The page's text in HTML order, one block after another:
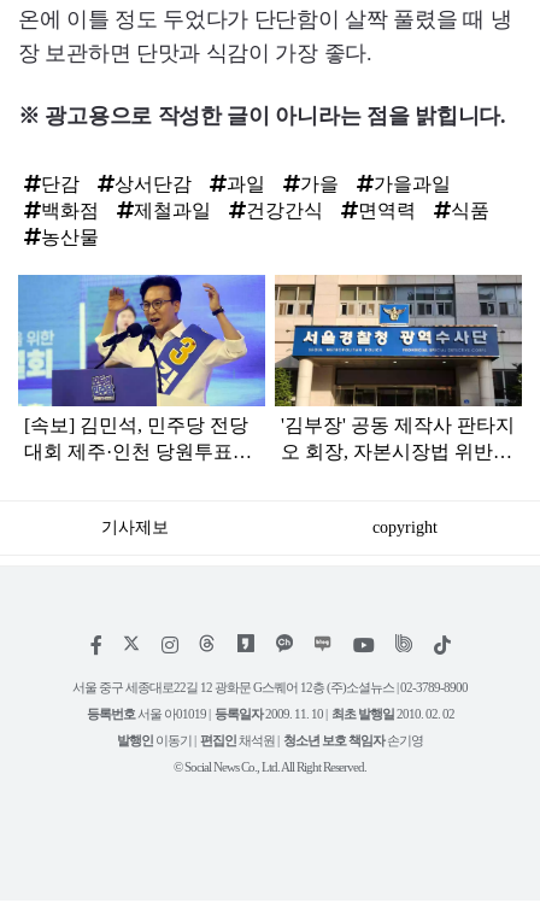
온에 이틀 정도 두었다가 단단함이 살짝 풀렸을 때 냉
장 보관하면 단맛과 식감이 가장 좋다.
※ 광고용으로 작성한 글이 아니라는 점을 밝힙니다.
단감 상서단감 과일 가을
가을과일
백화점
제철과일 건강간식 면역력
식품
농산물
인
[속보] 김민석, 민주당 전당
대회 제주·인천 당원투표서
'김부장' 공동 제작사 판타지
오 회장, 자본시장법 위반
기사제보 copyright
페
스
인
타
램
위
트
유
튜
틱
서울 중구 세종대로22길 12 광화문 G스퀘어 12층 (주)소셜뉴스 | 02-3789-8900
등록번호 서울 아01019 | 등록일자2009. 11. 10 | 최초 발행일2010. 02. 02
발행인 이동기 | 편집인채석원 | 청소년 보호 책임자손기영
© Social News Co., Ltd. All Right Reserved.